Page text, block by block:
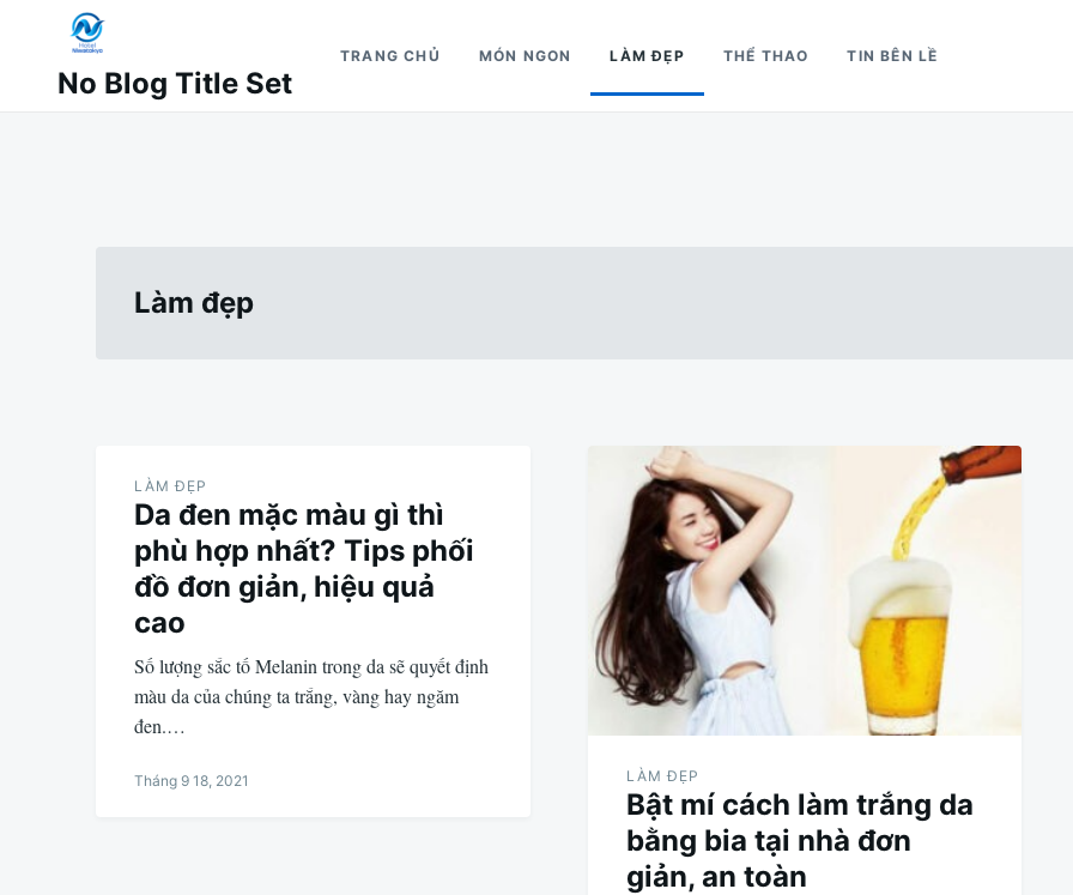
cho:
No Blog Title Set
TRANG CHỦ MÓN NGON LÀM ĐẸP THỂ THAO TIN BÊN LỀ
Làm đẹp
LÀM ĐẸP
Da đen mặc màu gì thì
phù hợp nhất? Tips phối
đồ đơn giản, hiệu quả
cao
Số lượng sắc tố Melanin trong da sẽ quyết định
màu da của chúng ta trắng, vàng hay ngăm
đen.…
Tháng 9 18, 2021 LÀM ĐẸP
Bật mí cách làm trắng da
bằng bia tại nhà đơn
giản, an toàn